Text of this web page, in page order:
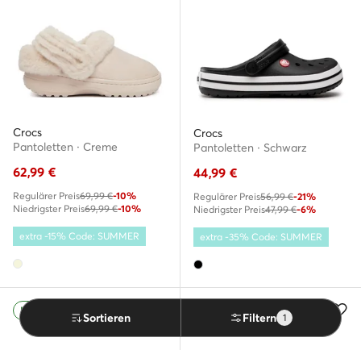
Sortieren Filtern 1
Crocs
Pantoletten · Creme
62,99 €
Regulärer Preis69,99 €-10%
Niedrigster Preis69,99 €-10%
extra -15% Code: SUMMER
Crocs
Pantoletten · Schwarz
44,99 €
Regulärer Preis56,99 €-21%
Niedrigster Preis47,99 €-6%
extra -35% Code: SUMMER
Neu